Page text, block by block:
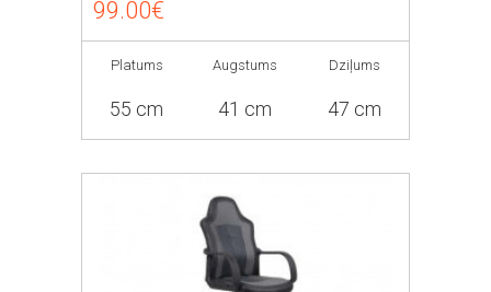
99.00€
Platums
55 cm
Augstums
41 cm
Dziļums
47 cm